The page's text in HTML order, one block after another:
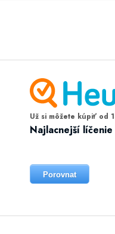
Už si môžete kúpiť od
Najlacnejší líčenie
Porovnat